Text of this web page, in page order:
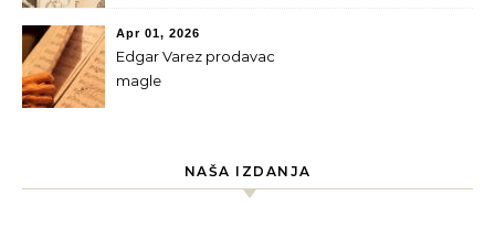
Apr 01, 2026
Edgar Varez prodavac
magle
NAŠA IZDANJA